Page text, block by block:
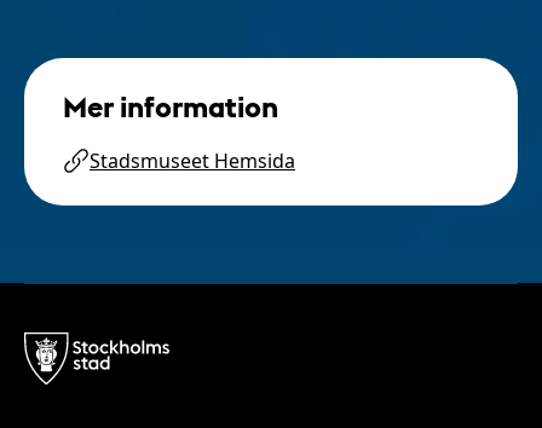
Mer information
Stadsmuseet Hemsida